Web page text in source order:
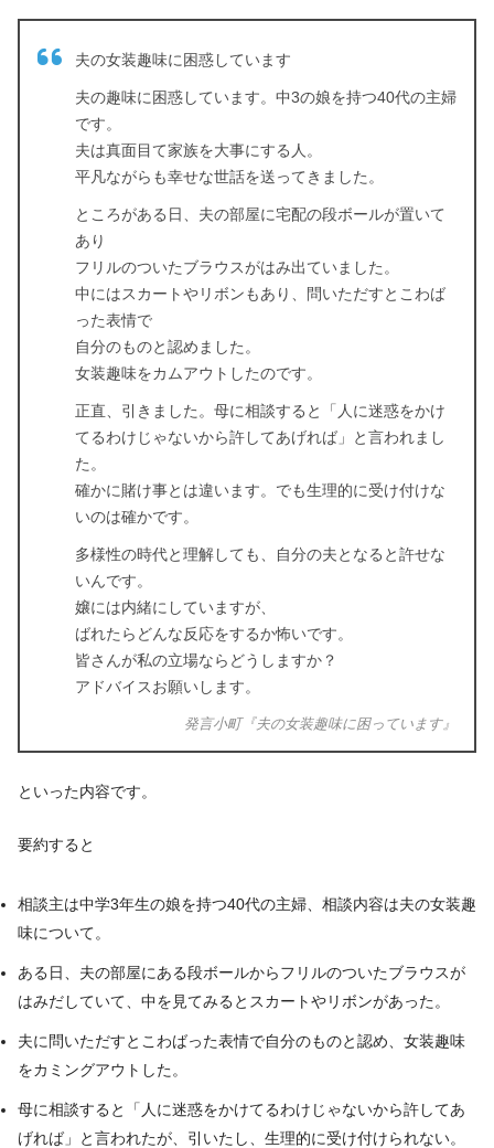
夫の女装趣味に困惑しています
夫の趣味に困惑しています。中3の娘を持つ40代の主婦
です。
夫は真面目て家族を大事にする人。
平凡ながらも幸せな世話を送ってきました。
ところがある日、夫の部屋に宅配の段ボールが置いて
あり
フリルのついたブラウスがはみ出ていました。
中にはスカートやリボンもあり、問いただすとこわば
った表情で
自分のものと認めました。
女装趣味をカムアウトしたのです。
正直、引きました。母に相談すると「人に迷惑をかけ
てるわけじゃないから許してあげれば」と言われまし
た。
確かに賭け事とは違います。でも生理的に受け付けな
いのは確かです。
多様性の時代と理解しても、自分の夫となると許せな
いんです。
嬢には内緒にしていますが、
ばれたらどんな反応をするか怖いです。
皆さんが私の立場ならどうしますか？
アドバイスお願いします。
発言小町『夫の女装趣味に困っています』
といった内容です。
要約すると
相談主は中学3年生の娘を持つ40代の主婦、相談内容は夫の女装趣
味について。
ある日、夫の部屋にある段ボールからフリルのついたブラウスが
はみだしていて、中を見てみるとスカートやリボンがあった。
夫に問いただすとこわばった表情で自分のものと認め、女装趣味
をカミングアウトした。
母に相談すると「人に迷惑をかけてるわけじゃないから許してあ
げれば」と言われたが、引いたし、生理的に受け付けられない。